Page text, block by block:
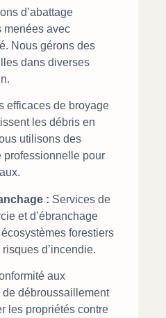
d’abattage
menées avec
Nous gérons des
dans diverses
efficaces de broyage
les débris en
utilisons des
professionnelle pour
: Services de
et d’ébranchage
forestiers
d’incendie.
aux
débroussaillement
les propriétés contre